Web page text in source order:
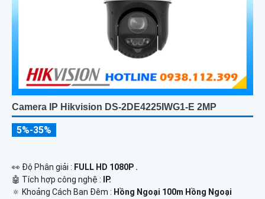
Camera IP Hikvision DS-2DE4225IWG1-E 2MP
5%-35%
️👀 Độ Phân giải : FULL HD 1080P .
🤖️ Tích hợp công nghệ :
IP.
🔅 Khoảng Cách Ban Đêm : Hồng Ngoại 100m Hồng Ngoại